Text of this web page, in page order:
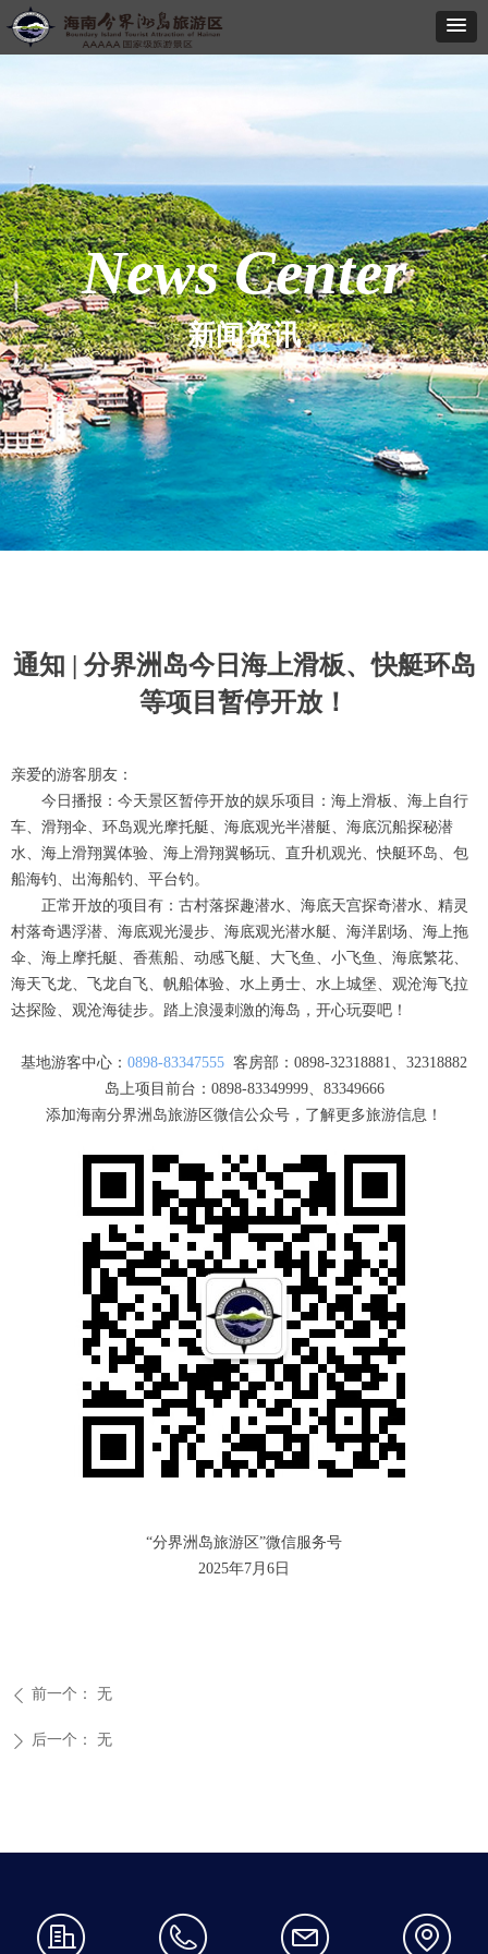
通知 | 分界洲岛今日海上滑板、快艇环岛
等项目暂停开放！
亲爱的游客朋友：
今日播报：今天景区暂停开放的娱乐项目：海上滑板、海上自行
车、滑翔伞、环岛观光摩托艇、海底观光半潜艇、海底沉船探秘潜
水、海上滑翔翼体验、海上滑翔翼畅玩、直升机观光、快艇环岛、包
船海钓、出海船钓、平台钓。
正常开放的项目有：古村落探趣潜水、海底天宫探奇潜水、精灵
村落奇遇浮潜、海底观光漫步、海底观光潜水艇、海洋剧场、海上拖
伞、海上摩托艇、香蕉船、动感飞艇、大飞鱼、小飞鱼、海底繁花、
海天飞龙、飞龙自飞、帆船体验、水上勇士、水上城堡、观沧海飞拉
达探险、观沧海徒步。踏上浪漫刺激的海岛，开心玩耍吧！
基地游客中心： 0898-83347555 客房部：0898-32318881、32318882
岛上项目前台：0898-83349999、83349666
添加海南分界洲岛旅游区微信公众号，了解更多旅游信息！
“分界洲岛旅游区”微信服务号
2025年7月6日
ꄴ 前一个： 无
ꄲ 后一个： 无
News Center
新闻资讯